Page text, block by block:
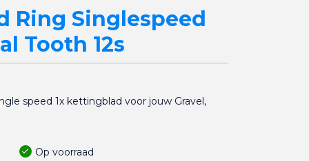
Ring Singlespeed
Tooth 12s
speed 1x kettingblad voor jouw Gravel,
Op voorraad